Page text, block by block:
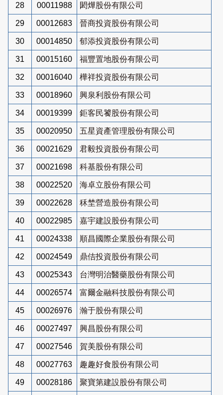
28 00011988 閎燁股份有限公司
29 00012683 晉商投資股份有限公司
30 00014850 郁添投資股份有限公司
31 00015160 福豐置地股份有限公司
32 00016040 樺祥投資股份有限公司
33 00018960 興泉利股份有限公司
34 00019399 鉅客民饕股份有限公司
35 00020950 五星資產管理股份有限公司
36 00021629 君毅投資股份有限公司
37 00021698 科基股份有限公司
38 00022520 海卓立股份有限公司
39 00022628 秝埜營造股份有限公司
40 00022985 嘉宇建設股份有限公司
41 00024338 順昌國際企業股份有限公司
42 00024549 鼎佶投資股份有限公司
43 00025343 台灣明治醫藥股份有限公司
44 00026574 富爾金融科技股份有限公司
45 00026976 瀚于股份有限公司
46 00027497 興昌股份有限公司
47 00027546 賀美股份有限公司
48 00027763 趣趣好食股份有限公司
49 00028186 聚寶第建設股份有限公司